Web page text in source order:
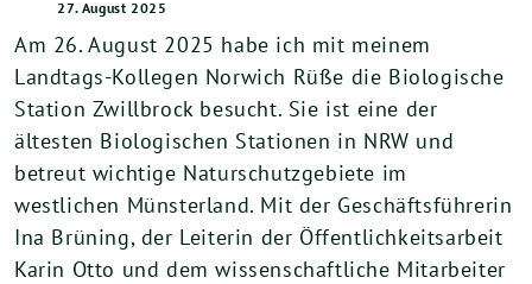
27. August 2025
Am 26. August 2025 habe ich mit meinem
Landtags-Kollegen Norwich Rüße die Biologische
Station Zwillbrock besucht. Sie ist eine der
ältesten Biologischen Stationen in NRW und
betreut wichtige Naturschutzgebiete im
westlichen Münsterland. Mit der Geschäftsführerin
Ina Brüning, der Leiterin der Öffentlichkeitsarbeit
Karin Otto und dem wissenschaftliche Mitarbeiter